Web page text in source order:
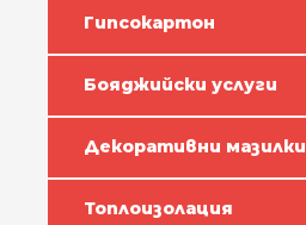
Гипсокартон
Бояджийски услуги
Декоративни мазилки
Топлоизолация